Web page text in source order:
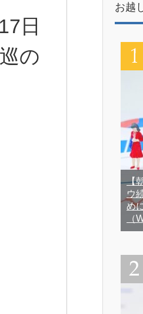
日
の
お越
【
ウ
め
（